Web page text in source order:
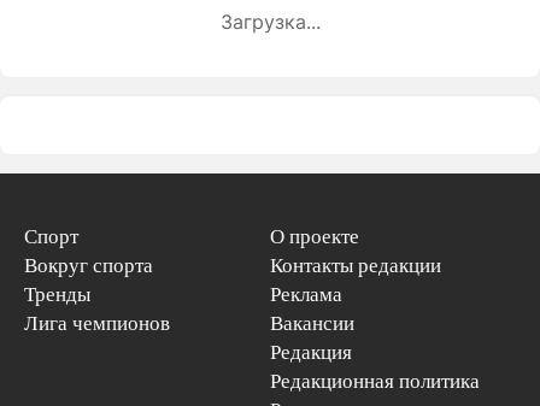
Загрузка...
Спорт
Вокруг спорта
Тренды
Лига чемпионов
О проекте
Контакты редакции
Реклама
Вакансии
Редакция
Редакционная политика